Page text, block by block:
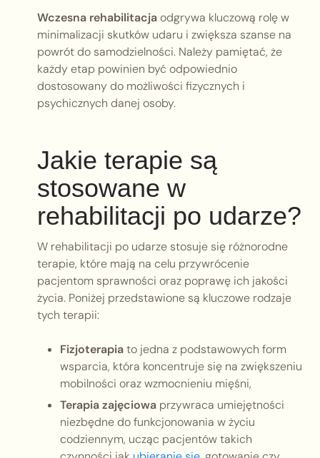
Wczesna rehabilitacjaodgrywa kluczową rolę w
minimalizacji skutków udaru i zwiększa szanse na
powrót do samodzielności. Należy pamiętać, że
każdy etap powinien być odpowiednio
dostosowany do możliwości fizycznych i
psychicznych danej osoby.
Jakie terapie są
stosowane w
rehabilitacji po udarze?
W rehabilitacji po udarze stosuje się różnorodne
terapie, które mają na celu przywrócenie
pacjentom sprawności oraz poprawę ich jakości
życia. Poniżej przedstawione są kluczowe rodzaje
tych terapii:
Fizjoterapiato jedna z podstawowych form
wsparcia, która koncentruje się na zwiększeniu
mobilności oraz wzmocnieniu mięśni,
Terapia zajęciowa przywraca umiejętności
niezbędne do funkcjonowania w życiu
codziennym, ucząc pacjentów takich